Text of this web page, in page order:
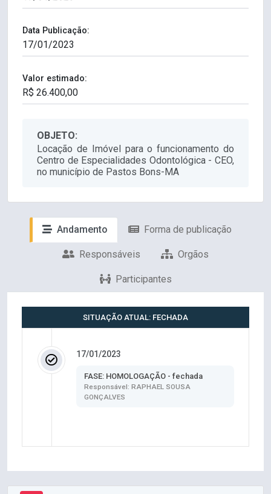
Data Publicação:
Valor estimado:
OBJETO:
Locação de Imóvel para o funcionamento do
Centro de Especialidades Odontológica - CEO,
no município de Pastos Bons-MA
Andamento Forma de publicação
Responsáveis Orgãos
Participantes
SITUAÇÃO ATUAL: FECHADA
17/01/2023
FASE: HOMOLOGAÇÃO - fechada
Responsável: RAPHAEL SOUSA
GONÇALVES